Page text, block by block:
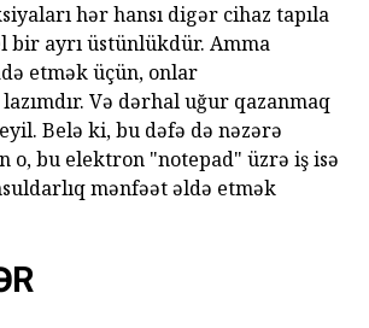
hər hansı digər cihaz tapıla
bir ayrı üstünlükdür. Amma
etmək üçün, onlar
Və dərhal uğur qazanmaq
Belə ki, bu dəfə də nəzərə
o, bu elektron "notepad" üzrə iş isə
mənfəət əldə etmək